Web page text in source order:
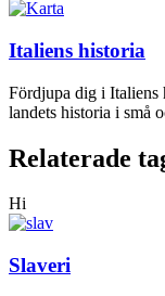
Italiens historia
Fördjupa dig i Italiens
landets historia i små
Relaterade
Hi
Slaveri